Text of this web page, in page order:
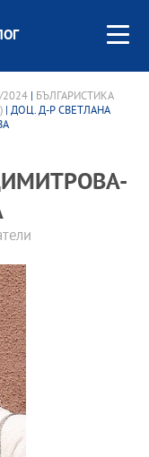
| БЪЛГАРИСТИКА
| ДОЦ. Д-Р СВЕТЛАНА